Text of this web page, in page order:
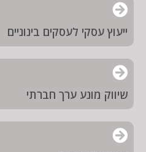
ייעוץ עסקי לעסקים בינוניים
שיווק מונע ערך חברתי